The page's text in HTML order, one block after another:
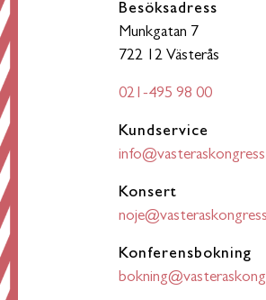
Besöksadress
Munkgatan 7
722 12 Västerås
021-495 98 00
Kundservice
Konsert
Konferensbokning